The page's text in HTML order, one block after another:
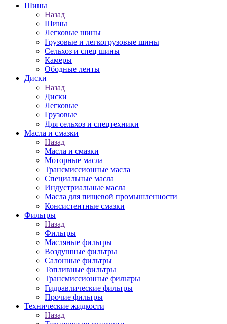
Шины
Назад
Шины
Легковые шины
Грузовые и легкогрузовые шины
Сельхоз и спец шины
Камеры
Ободные ленты
Диски
Назад
Диски
Легковые
Грузовые
Для сельхоз и спецтехники
Масла и смазки
Назад
Масла и смазки
Моторные масла
Трансмиссионные масла
Специальные масла
Индустриальные масла
Масла для пищевой промышленности
Консистентные смазки
Фильтры
Назад
Фильтры
Масляные фильтры
Воздушные фильтры
Салонные фильтры
Топливные фильтры
Трансмиссионные фильтры
Гидравлические фильтры
Прочие фильтры
Технические жидкости
Назад